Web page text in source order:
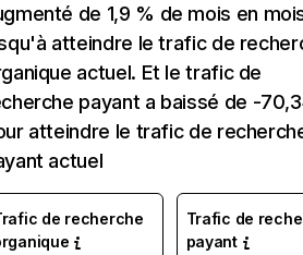
de 1,9 % de mois en
atteindre le trafic de
actuel. Et le trafic de
payant a baissé de -
atteindre le trafic de
actuel
de recherche
Trafic de
payant